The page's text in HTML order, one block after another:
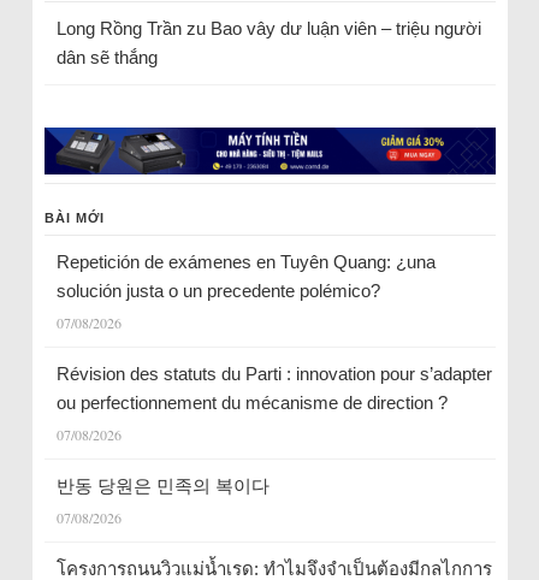
Long Rồng Trầnzu Bao vây dư luận viên – triệu người
dân sẽ thắng
BÀI MỚI
Repetición de exámenes en Tuyên Quang: ¿una
solución justa o un precedente polémico?
07/08/2026
Révision des statuts du Parti : innovation pour s’adapter
ou perfectionnement du mécanisme de direction ?
07/08/2026
반동 당원은 민족의 복이다
07/08/2026
โครงการถนนวิวแม่น้ำเรด: ทำไมจึงจำเป็นต้องมีกลไกการ